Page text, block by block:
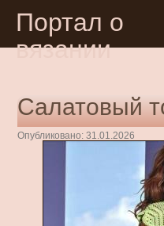
Портал о
вязании
Салатовый
Опубликовано: 31.01.2026